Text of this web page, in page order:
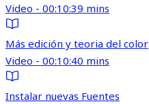
Video - 00:10:39 mins
Más edición y teoria del color
Video - 00:10:40 mins
Instalar nuevas Fuentes